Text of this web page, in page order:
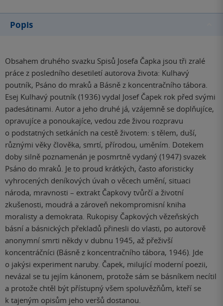
Popis
Obsahem druhého svazku Spisů Josefa Čapka jsou tři zralé
práce z posledního desetiletí autorova života: Kulhavý
poutník, Psáno do mraků a Básně z koncentračního tábora.
Esej Kulhavý poutník (1936) vydal Josef Čapek rok před svými
padesátinami. Autor a jeho druhé já, vzájemně se doplňujíce,
opravujíce a ponoukajíce, vedou zde živou rozpravu
o podstatných setkáních na cestě životem: s tělem, duší,
různými věky člověka, smrtí, přírodou, uměním. Dotekem
doby silně poznamenán je posmrtně vydaný (1947) svazek
Psáno do mraků. Je to proud krátkých, často aforisticky
vyhrocených deníkových úvah o věcech umění, situaci
národa, mravnosti – extrakt Čapkovy tvůrčí a životní
zkušenosti, moudrá a zároveň nekompromisní kniha
moralisty a demokrata. Rukopisy Čapkových vězeňských
básní a básnických překladů přinesli do vlasti, po autorově
anonymní smrti někdy v dubnu 1945, až přeživší
koncentráčníci (Básně z koncentračního tábora, 1946). Jde
o jakýsi experiment naruby. Čapek, milující moderní poezii,
nevázal se tu jejím kánonem, protože sám se básníkem necítil
a protože chtěl být přístupný všem spoluvězňům, kteří se
k tajeným opisům jeho veršů dostanou.